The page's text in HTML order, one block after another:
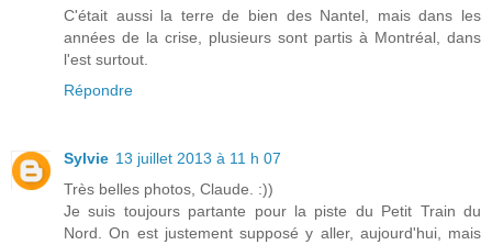
C'était aussi la terre de bien des Nantel, mais dans les
années de la crise, plusieurs sont partis à Montréal, dans
l'est surtout.
Répondre
Sylvie 13 juillet 2013 à 11 h 07
Très belles photos, Claude. :))
Je suis toujours partante pour la piste du Petit Train du
Nord. On est justement supposé y aller, aujourd'hui, mais